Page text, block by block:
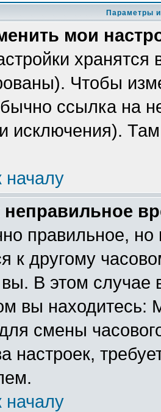
Параметры
мои
Чтобы
ссылка на
исключения).
началу
правильное,
к другому
вы. В этом
вы
смены
настроек,
началу